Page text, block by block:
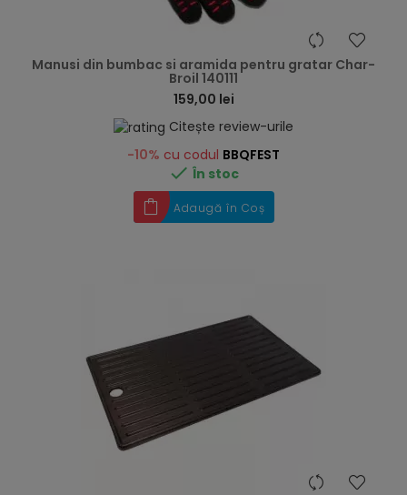
Manusi din bumbac si aramida pentru gratar Char-
Broil 140111
159,00 lei
Citește review-urile
-10% cu codul BBQFEST
 În stoc
Adaugă în Coș